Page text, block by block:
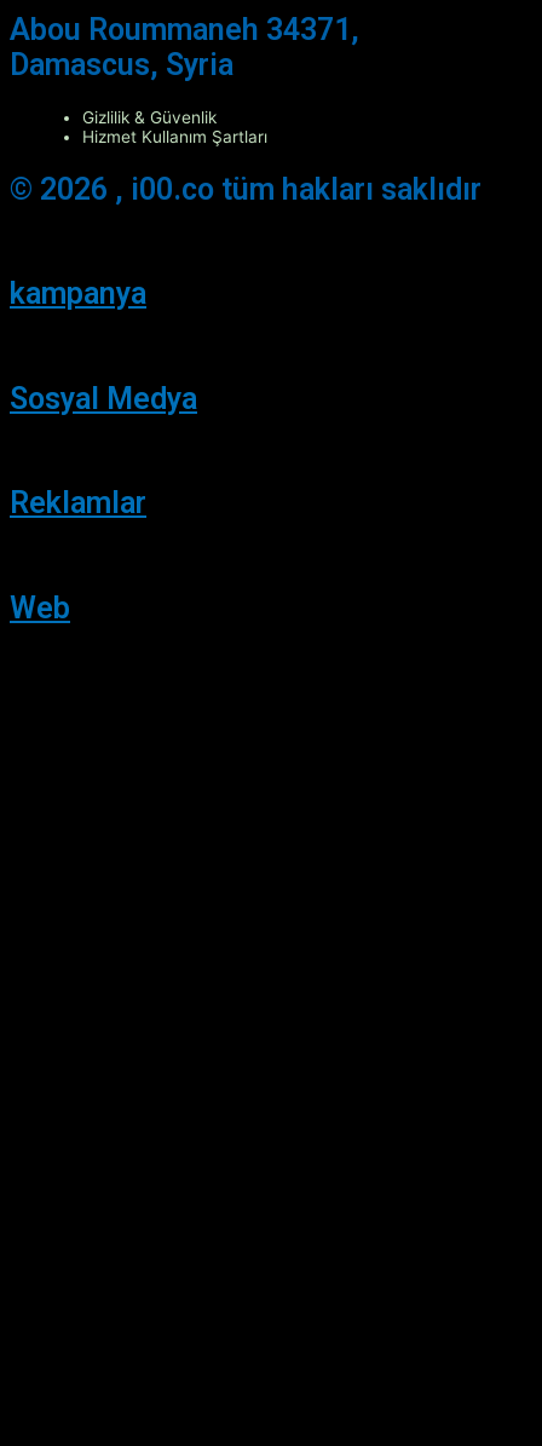
Abou Roummaneh 34371,
Damascus, Syria
Gizlilik & Güvenlik
Hizmet Kullanım Şartları
© 2026 , i00.co tüm hakları saklıdır
kampanya
Sosyal Medya
Reklamlar
Web